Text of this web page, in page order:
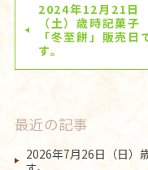
2024年12月21日
（土）歳時記菓子
「冬至餅」販売日
す。
最近の記事
2026年7月26日（日）